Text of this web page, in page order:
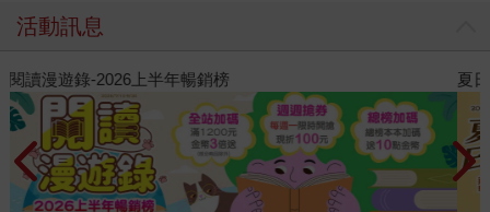
活動訊息
夏日閱讀大冒險